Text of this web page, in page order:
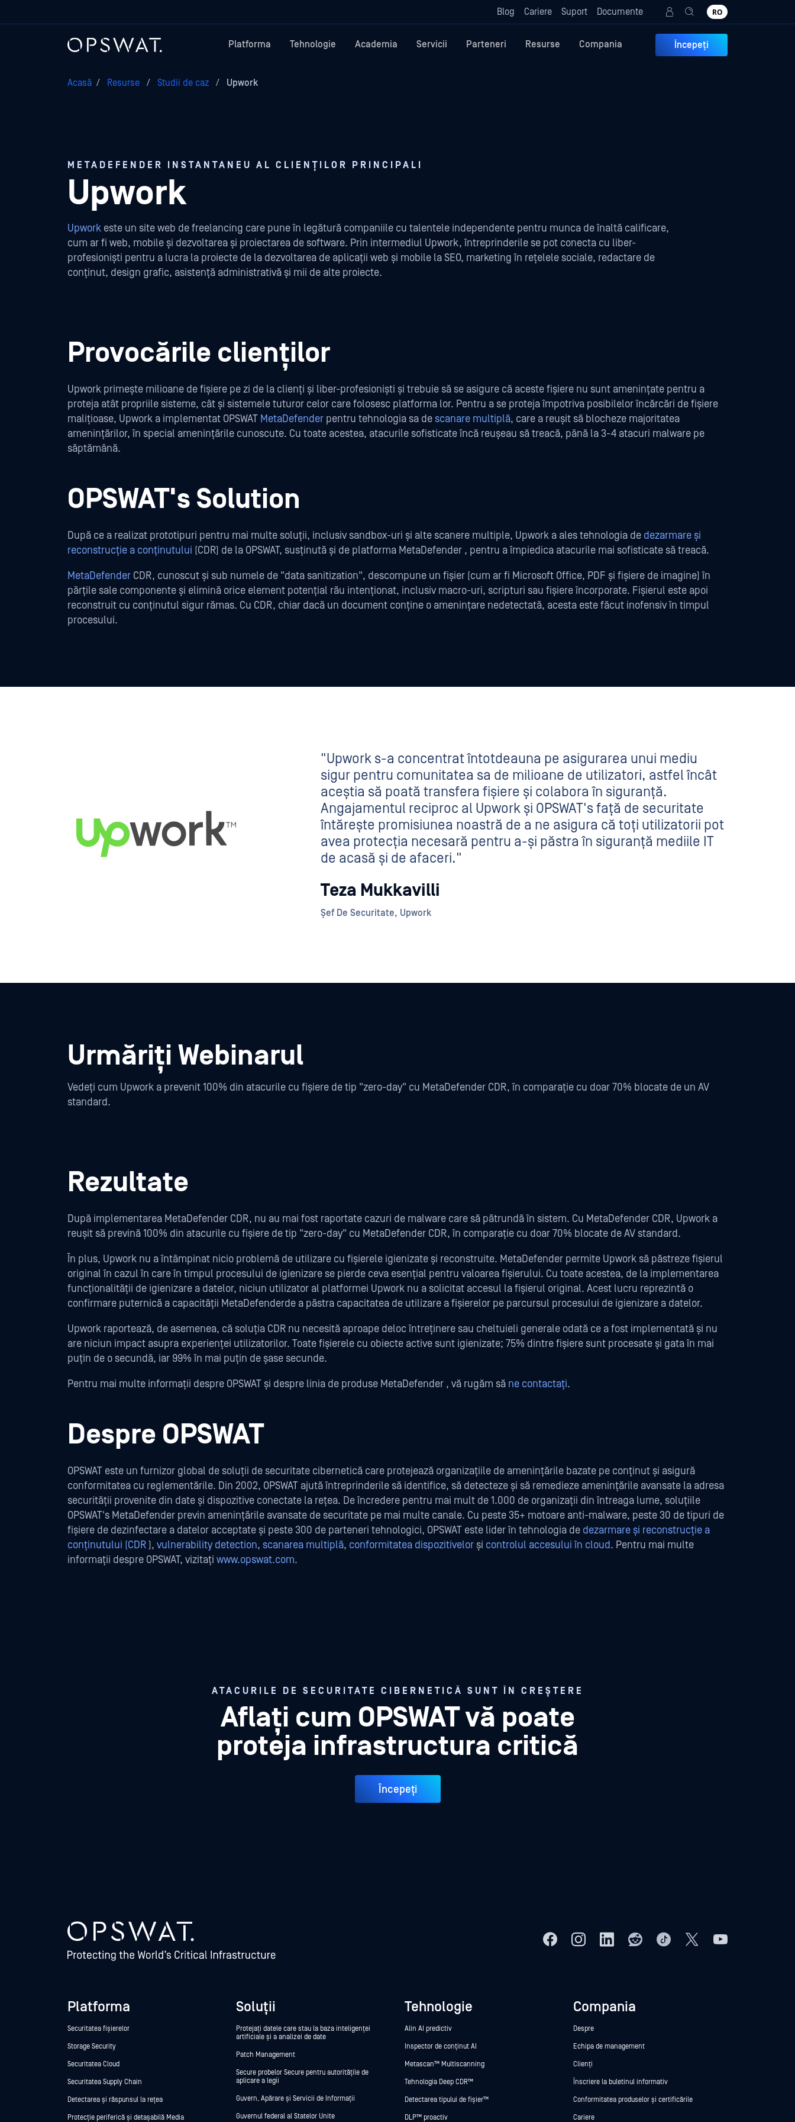
Blog Cariere Suport Documente RO
Platforma Tehnologie Academia Servicii Parteneri Resurse Compania Începeți
Acasă / Resurse / Studii de caz / Upwork
METADEFENDER INSTANTANEU AL CLIENȚILOR PRINCIPALI
Upwork
Upwork este un site web de freelancing care pune în legătură companiile cu talentele independente pentru munca de înaltă calificare,
cum ar fi web, mobile și dezvoltarea și proiectarea de software. Prin intermediul Upwork, întreprinderile se pot conecta cu liber-
profesioniști pentru a lucra la proiecte de la dezvoltarea de aplicații web și mobile la SEO, marketing în rețelele sociale, redactare de
conținut, design grafic, asistență administrativă și mii de alte proiecte.
Provocările clienților
Upwork primește milioane de fișiere pe zi de la clienți și liber-profesioniști și trebuie să se asigure că aceste fișiere nu sunt amenințate pentru a
proteja atât propriile sisteme, cât și sistemele tuturor celor care folosesc platforma lor. Pentru a se proteja împotriva posibilelor încărcări de fișiere
malițioase, Upwork a implementat OPSWAT MetaDefender pentru tehnologia sa descanare multiplă, care a reușit să blocheze majoritatea
amenințărilor, în special amenințările cunoscute. Cu toate acestea, atacurile sofisticate încă reușeau să treacă, până la 3-4 atacuri malware pe
săptămână.
OPSWAT's Solution
După ce a realizat prototipuri pentru mai multe soluții, inclusiv sandbox-uri și alte scanere multiple, Upwork a ales tehnologia de dezarmare și
reconstrucție a conținutului (CDR) de la OPSWAT, susținută și de platforma MetaDefender , pentru a împiedica atacurile mai sofisticate să treacă.
MetaDefender CDR, cunoscut și sub numele de "data sanitization", descompune un fișier (cum ar fi Microsoft Office, PDF și fișiere de imagine) în
părțile sale componente și elimină orice element potențial rău intenționat, inclusiv macro-uri, scripturi sau fișiere încorporate. Fișierul este apoi
reconstruit cu conținutul sigur rămas. Cu CDR, chiar dacă un document conține o amenințare nedetectată, acesta este făcut inofensiv în timpul
procesului.
"Upwork s-a concentrat întotdeauna pe asigurarea unui mediu
sigur pentru comunitatea sa de milioane de utilizatori, astfel încât
aceștia să poată transfera fișiere și colabora în siguranță.
Angajamentul reciproc al Upwork și OPSWAT's față de securitate
întărește promisiunea noastră de a ne asigura că toți utilizatorii pot
avea protecția necesară pentru a-și păstra în siguranță mediile IT
de acasă și de afaceri."
Teza Mukkavilli
Șef De Securitate, Upwork
Urmăriți Webinarul
Vedeți cum Upwork a prevenit 100% din atacurile cu fișiere de tip "zero-day" cu MetaDefender CDR, în comparație cu doar 70% blocate de un AV
standard.
Rezultate
După implementarea MetaDefender CDR, nu au mai fost raportate cazuri de malware care să pătrundă în sistem. Cu MetaDefender CDR, Upwork a
reușit să prevină 100% din atacurile cu fișiere de tip "zero-day" cu MetaDefender CDR, în comparație cu doar 70% blocate de AV standard.
În plus, Upwork nu a întâmpinat nicio problemă de utilizare cu fișierele igienizate și reconstruite. MetaDefender permite Upwork să păstreze fișierul
original în cazul în care în timpul procesului de igienizare se pierde ceva esențial pentru valoarea fișierului. Cu toate acestea, de la implementarea
funcționalității de igienizare a datelor, niciun utilizator al platformei Upwork nu a solicitat accesul la fișierul original. Acest lucru reprezintă o
confirmare puternică a capacității MetaDefenderde a păstra capacitatea de utilizare a fișierelor pe parcursul procesului de igienizare a datelor.
Upwork raportează, de asemenea, că soluția CDR nu necesită aproape deloc întreținere sau cheltuieli generale odată ce a fost implementată și nu
are niciun impact asupra experienței utilizatorilor. Toate fișierele cu obiecte active sunt igienizate; 75% dintre fișiere sunt procesate și gata în mai
puțin de o secundă, iar 99% în mai puțin de șase secunde.
Pentru mai multe informații despre OPSWAT și despre linia de produse MetaDefender , vă rugăm să ne contactați.
Despre OPSWAT
OPSWAT este un furnizor global de soluții de securitate cibernetică care protejează organizațiile de amenințările bazate pe conținut și asigură
conformitatea cu reglementările. Din 2002, OPSWAT ajută întreprinderile să identifice, să detecteze și să remedieze amenințările avansate la adresa
securității provenite din date și dispozitive conectate la rețea. De încredere pentru mai mult de 1.000 de organizații din întreaga lume, soluțiile
OPSWAT's MetaDefender previn amenințările avansate de securitate pe mai multe canale. Cu peste 35+ motoare anti-malware, peste 30 de tipuri de
fișiere de dezinfectare a datelor acceptate și peste 300 de parteneri tehnologici, OPSWAT este lider în tehnologia de dezarmare și reconstrucție a
conținutului (CDR), vulnerability detection, scanarea multiplă, conformitatea dispozitivelor și controlul accesului în cloud. Pentru mai multe
informații despre OPSWAT, vizitați www.opswat.com.
ATACURILE DE SECURITATE CIBERNETICĂ SUNT ÎN CREȘTERE
Aflați cum OPSWAT vă poate
proteja infrastructura critică
Începeți
Platforma
Securitatea fișierelor
Storage Security
Securitatea Cloud
Securitatea Supply Chain
Detectarea și răspunsul la rețea
Protecție periferică și detașabilă Media
Soluții
Protejați datele care stau la baza inteligenței
artificiale și a analizei de date
Patch Management
Secure probelor Secure pentru autoritățile de
aplicare a legii
Guvern, Apărare și Servicii de Informații
Guvernul federal al Statelor Unite
Tehnologie
Alin AI predictiv
Inspector de conținut AI
Metascan™ Multiscanning
Tehnologia Deep CDR™
Detectarea tipului de fișier™
DLP™ proactiv
Compania
Despre
Echipa de management
Clienți
Înscriere la buletinul informativ
Conformitatea produselor și certificările
Cariere